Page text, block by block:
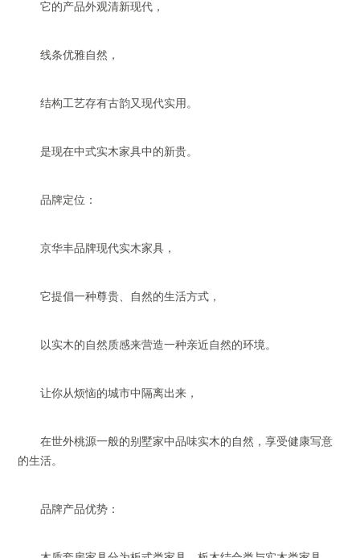
它的产品外观清新现代，
线条优雅自然，
结构工艺存有古韵又现代实用。
是现在中式实木家具中的新贵。
品牌定位：
京华丰品牌现代实木家具，
它提倡一种尊贵、自然的生活方式，
以实木的自然质感来营造一种亲近自然的环境。
让你从烦恼的城市中隔离出来，
在世外桃源一般的别墅家中品味实木的自然，享受健康写意
的生活。
品牌产品优势：